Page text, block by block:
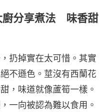
廚分享煮法 味香甜
扔掉實在太可惜。其實
不遜色。莖沒有西蘭花
，味道就像蘆筍一樣。
一向被認為難以食用。